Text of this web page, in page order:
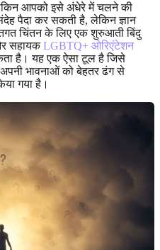
आपको इसे अंधेरे में चलने की
पैदा कर सकती है, लेकिन ज्ञान
चिंतन के लिए एक शुरुआती बिंदु
सहायकLGBTQ+ ओरिएंटेशन
है। यह एक ऐसा टूल है जिसे
भावनाओं को बेहतर ढंग से
गया है।